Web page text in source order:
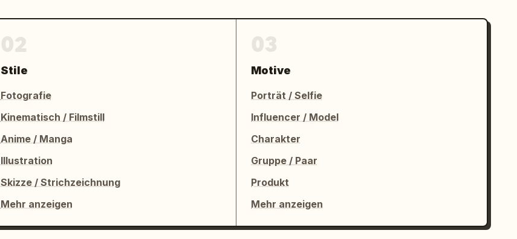
Stile
Fotografie
Kinematisch / Filmstill
Anime / Manga
Illustration
Skizze / Strichzeichnung
Mehr anzeigen
Motive
Porträt / Selfie
Influencer / Model
Charakter
Gruppe / Paar
Produkt
Mehr anzeigen